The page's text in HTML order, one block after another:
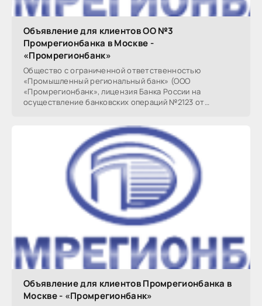
Объявление для клиентов ОО №3
Промрегионбанка в Москве -
«Промрегионбанк»
Общество с ограниченной ответственностью
«Промышленный региональный банк» (ООО
«Промрегионбанк», лицензия Банка России на
осуществление банковских операций №2123 от
Объявление для клиентов Промрегионбанка в
Москве - «Промрегионбанк»